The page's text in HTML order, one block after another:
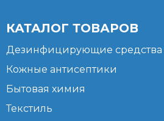
КАТАЛОГ ТОВАРОВ
Дезинфицирующие средства
Кожные антисептики
Бытовая химия
Текстиль